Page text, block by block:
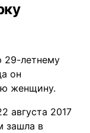
29-летнему
он
женщину.
августа 2017
зашла в